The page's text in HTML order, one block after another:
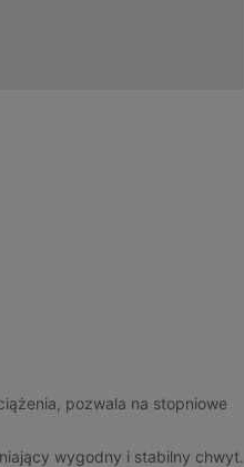
pozwala na stopniowe
wygodny i stabilny chwyt.